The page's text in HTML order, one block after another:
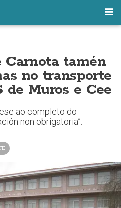
tamén
no transporte
de Muros e Cee
ao completo do
non obrigatoria”.